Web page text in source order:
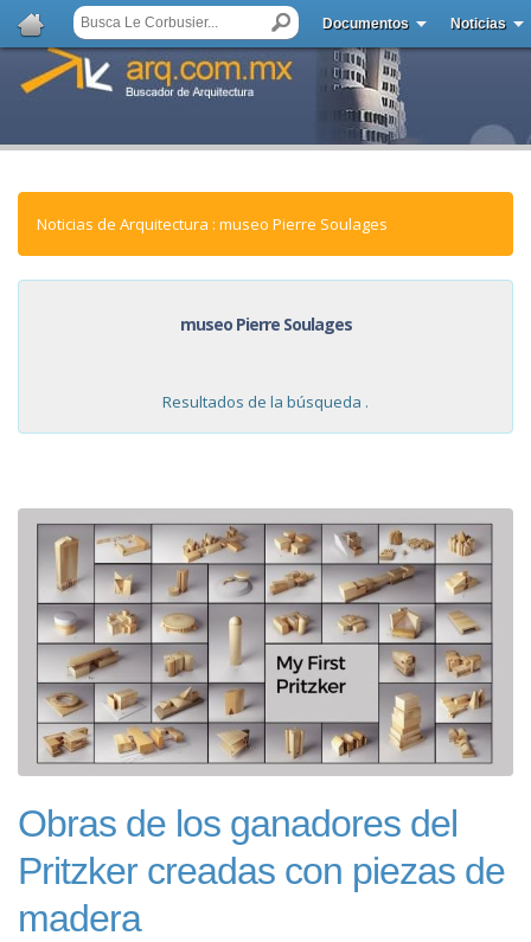
Documentos Noticias
Noticias de Arquitectura : museo Pierre Soulages
museo Pierre Soulages
Resultados de la búsqueda .
Obras de los ganadores del
Pritzker creadas con piezas de
madera